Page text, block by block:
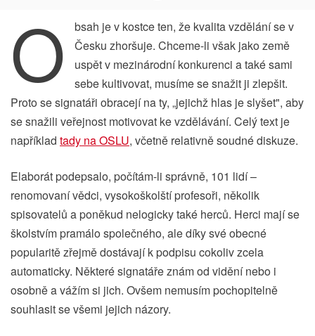
O
bsah je v kostce ten, že kvalita vzdělání se v
Česku zhoršuje. Chceme-li však jako země
uspět v mezinárodní konkurenci a také sami
sebe kultivovat, musíme se snažit ji zlepšit.
Proto se signatáři obracejí na ty, „jejichž hlas je slyšet", aby
se snažili veřejnost motivovat ke vzdělávání. Celý text je
například tady na OSLU, včetně relativně soudné diskuze.
Elaborát podepsalo, počítám-li správně, 101 lidí –
renomovaní vědci, vysokoškolští profesoři, několik
spisovatelů a poněkud nelogicky také herců. Herci mají se
školstvím pramálo společného, ale díky své obecné
popularitě zřejmě dostávají k podpisu cokoliv zcela
automaticky. Některé signatáře znám od vidění nebo i
osobně a vážím si jich. Ovšem nemusím pochopitelně
souhlasit se všemi jejich názory.